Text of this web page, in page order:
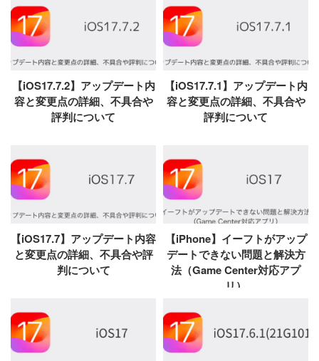
【iOS17.7.2】アップデート内
容と変更点の詳細、不具合や
評判について
【iOS17.7.1】アップデート内
容と変更点の詳細、不具合や
評判について
【iOS17.7】アップデート内容
と変更点の詳細、不具合や評
判について
【iPhone】イーフトがアップ
デートできない問題と解決方
法（Game Center対応アプ
リ）